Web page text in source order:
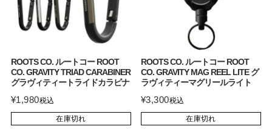
ROOTS CO. ルートコー ROOT
CO. GRAVITY TRIAD CARABINER
グラヴィティートライドカラビナ
¥1,980税込
在庫切れ
ROOTS CO. ルートコー ROOT
CO. GRAVITY MAG REEL LITE グ
ラヴィティーマグリールライト
¥3,300税込
在庫切れ